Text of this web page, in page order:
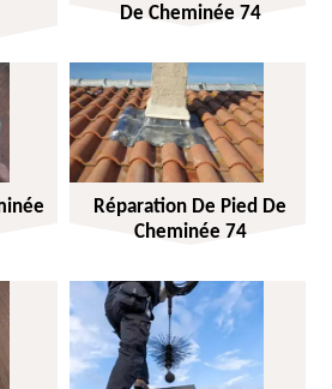
De Cheminée 74
Réparation De Pied De
Cheminée 74